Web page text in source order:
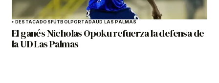
DESTACADOSFÚTBOLPORTADAUD LAS PALMAS
El ganés Nicholas Opoku refuerza la defensa de
la UD Las Palmas